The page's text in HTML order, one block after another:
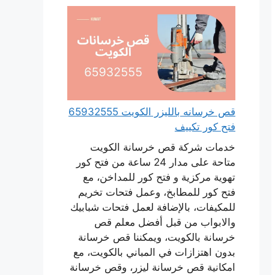
قص خرسانه بالليزر الكويت 65932555
فتح كور تكييف
خدمات شركة قص خرسانة الكويت
متاحة على مدار 24 ساعة من فتح كور
تهوية مركزية و فتح كور للمداخن، مع
فتح كور للمطابخ، وعمل فتحات تخريم
للمكيفات، بالإضافة لعمل فتحات شبابيك
والابواب من قبل أفضل معلم قص
خرسانة بالكويت، ويمكننا قص خرسانة
بدون اهتزازات في المباني بالكويت، مع
امكانية قص خرسانة ليزر، وقص خرسانة